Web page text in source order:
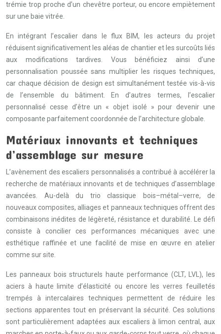
trémie trop proche d’un chevêtre porteur, ou encore empiètement
sur une baie vitrée.
En intégrant l’escalier dans le flux BIM, les acteurs du projet
réduisent significativement les aléas de chantier et les surcoûts liés
aux modifications tardives. Vous bénéficiez ainsi d’une
personnalisation poussée sans multiplier les risques techniques,
car chaque décision de design est simultanément testée vis-à-vis
de l’ensemble du bâtiment. En d’autres termes, l’escalier
personnalisé cesse d’être un « objet isolé » pour devenir une
composante parfaitement coordonnée de l’architecture globale.
Matériaux innovants et techniques
d’assemblage sur mesure
L’avènement des escaliers personnalisés a contribué à accélérer la
recherche de matériaux innovants et de techniques d’assemblage
avancées. Au-delà du trio classique bois–métal–verre, de
nouveaux composites, alliages et panneaux techniques offrent des
combinaisons inédites de légèreté, résistance et durabilité. Le défi
consiste à concilier ces performances mécaniques avec une
esthétique raffinée et une facilité de mise en œuvre en atelier
comme sur site.
Les panneaux bois structurels haute performance (CLT, LVL), les
aciers à haute limite d’élasticité ou encore les verres feuilletés
trempés à intercalaires techniques permettent de réduire les
sections apparentes tout en préservant la sécurité. Ces solutions
sont particulièrement adaptées aux escaliers à limon central, aux